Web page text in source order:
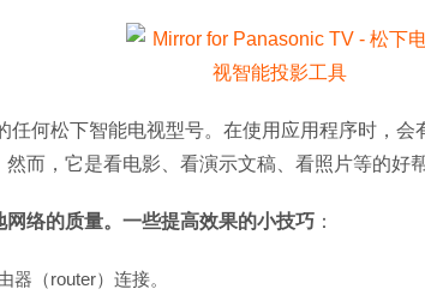
任何松下智能电视型号。在使用应用程序时，
而，它是看电影、看演示文稿、看照片等的好
络的质量。一些提高效果的小技巧 ：
器（router）连接。